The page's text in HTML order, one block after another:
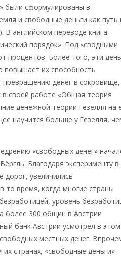
были сформулированы в
и свободные деньги как путь
В английском переводе книга
порядок». Под «сводными
процентов. Более того, эти
повышает их способность
денег в сокровище,
своей работе «Общая теория
денежной теории Гезелля на
научится больше у Гезелля,
«свободных денег»
Благодаря эксперименту в
дорог, увеличились
время, когда многие страны
уровень
более 300 общин в Австрии
банк Австрии усмотрел в этом
местных денег.
странах, «свободные деньги»